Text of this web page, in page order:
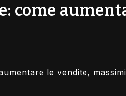
come
le vendite,